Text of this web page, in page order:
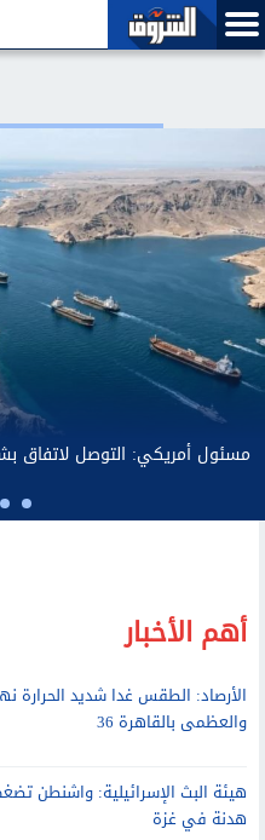
القوات المسلحة اليمنية تنفذ
أهم الأخبار
الأرصاد: الطقس غدا شديد الحرارة
والعظمى بالقاهرة 36